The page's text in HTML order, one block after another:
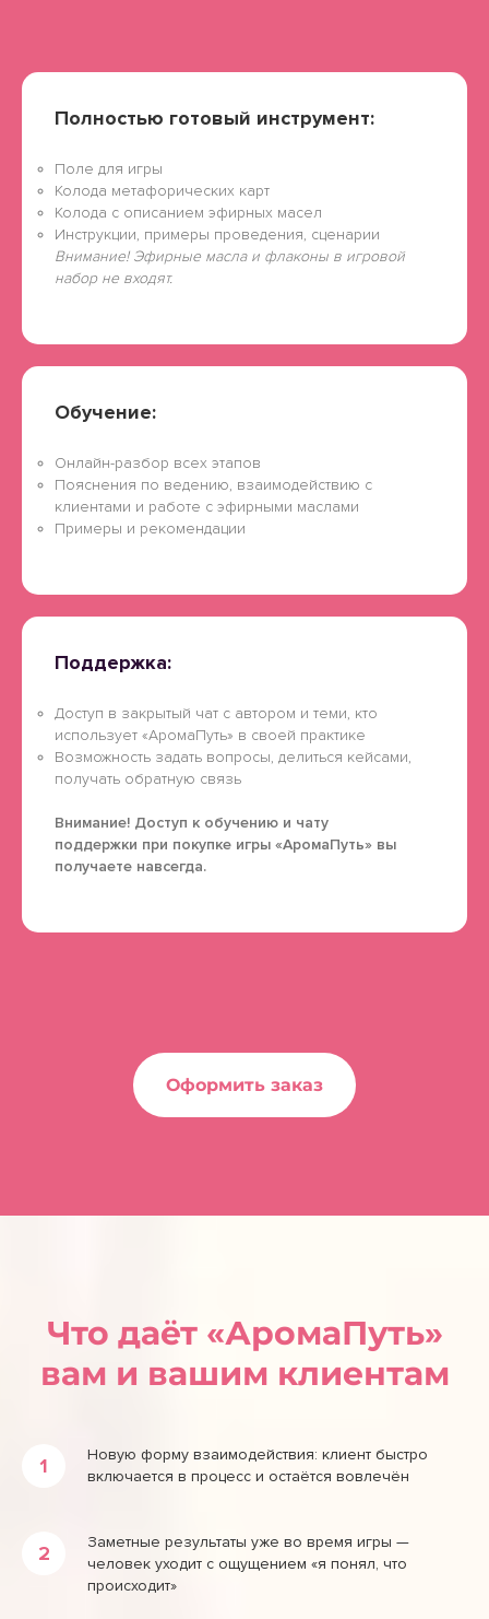
Полностью готовый инструмент:
Поле для игры
Колода метафорических карт
Колода с описанием эфирных масел
Инструкции, примеры проведения, сценарии
Внимание! Эфирные масла и флаконы в игровой
набор не входят.
Обучение:
Онлайн-разбор всех этапов
Пояснения по ведению, взаимодействию с
клиентами и работе с эфирными маслами
Примеры и рекомендации
Поддержка:
Доступ в закрытый чат с автором и теми, кто
использует «АромаПуть» в своей практике
Возможность задать вопросы, делиться кейсами,
получать обратную связь
Внимание! Доступ к обучению и чату
поддержки при покупке игры «АромаПуть» вы
получаете навсегда.
Оформить заказ
Что даёт «АромаПуть»
вам и вашим клиентам
Новую форму взаимодействия: клиент быстро
включается в процесс и остаётся вовлечён
Заметные результаты уже во время игры —
человек уходит с ощущением «я понял, что
происходит»